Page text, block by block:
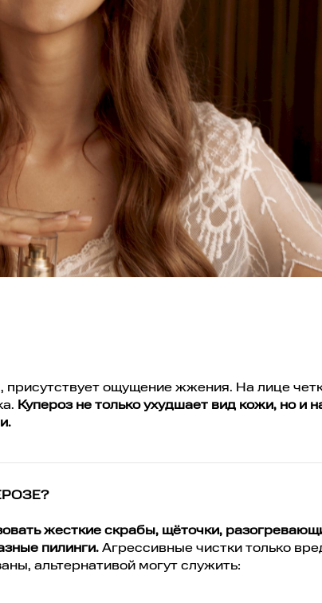
присутствует ощущение жжения. На лице
Купероз не только ухудшает вид кожи, но и
жесткие скрабы, щёточки,
пилинги.Агрессивные чистки только
альтернативой могут служить: